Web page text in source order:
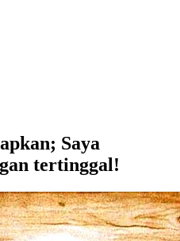
Saya
tertinggal!